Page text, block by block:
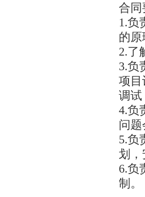
合同
1.负
的
2.了
3.负
项目
调试
4.负
问
5.负
划，
6.负
制。